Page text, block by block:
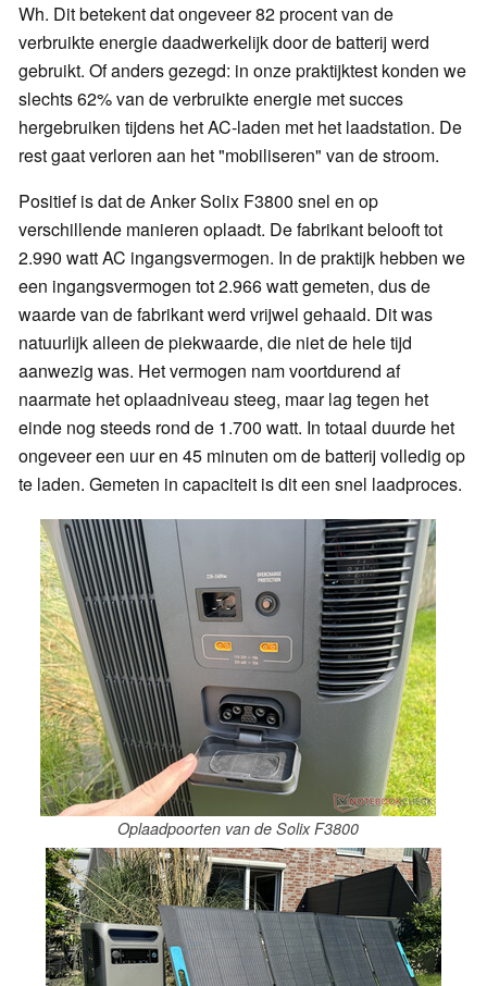
Wh. Dit betekent dat ongeveer 82 procent van de
verbruikte energie daadwerkelijk door de batterij werd
gebruikt. Of anders gezegd: in onze praktijktest konden we
slechts 62% van de verbruikte energie met succes
hergebruiken tijdens het AC-laden met het laadstation. De
rest gaat verloren aan het "mobiliseren" van de stroom.
Positief is dat de Anker Solix F3800 snel en op
verschillende manieren oplaadt. De fabrikant belooft tot
2.990 watt AC ingangsvermogen. In de praktijk hebben we
een ingangsvermogen tot 2.966 watt gemeten, dus de
waarde van de fabrikant werd vrijwel gehaald. Dit was
natuurlijk alleen de piekwaarde, die niet de hele tijd
aanwezig was. Het vermogen nam voortdurend af
naarmate het oplaadniveau steeg, maar lag tegen het
einde nog steeds rond de 1.700 watt. In totaal duurde het
ongeveer een uur en 45 minuten om de batterij volledig op
te laden. Gemeten in capaciteit is dit een snel laadproces.
Oplaadpoorten van de Solix F3800